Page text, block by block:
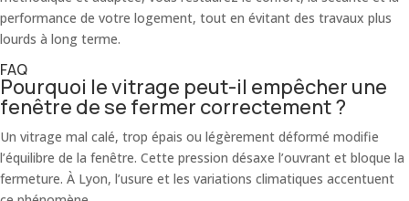
performance de votre logement, tout en évitant des travaux plus
lourds à long terme.
FAQ
Pourquoi le vitrage peut-il empêcher une
fenêtre de se fermer correctement ?
Un vitrage mal calé, trop épais ou légèrement déformé modifie
l’équilibre de la fenêtre. Cette pression désaxe l’ouvrant et bloque la
fermeture. À Lyon, l’usure et les variations climatiques accentuent